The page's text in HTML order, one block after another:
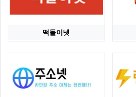
떡돌이넷